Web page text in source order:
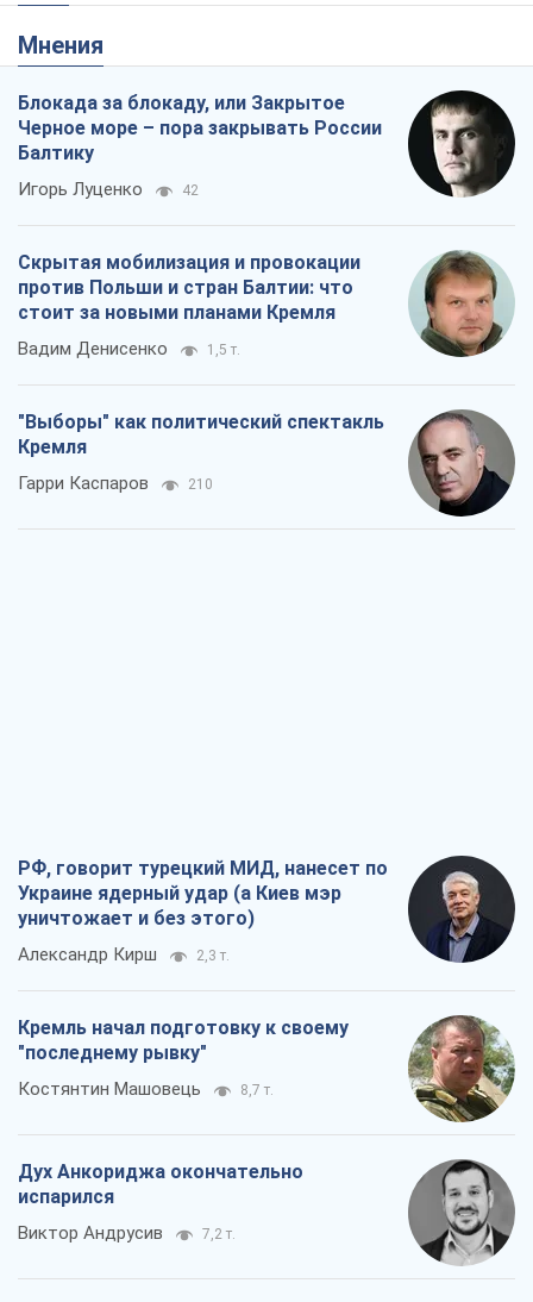
Мнения
Блокада за блокаду, или Закрытое
Черное море – пора закрывать России
Балтику
Игорь Луценко 42
Скрытая мобилизация и провокации
против Польши и стран Балтии: что
стоит за новыми планами Кремля
Вадим Денисенко 1,5 т.
"Выборы" как политический спектакль
Кремля
Гарри Каспаров 210
РФ, говорит турецкий МИД, нанесет по
Украине ядерный удар (а Киев мэр
уничтожает и без этого)
Александр Кирш 2,3 т.
Кремль начал подготовку к своему
"последнему рывку"
Костянтин Машовець 8,7 т.
Дух Анкориджа окончательно
испарился
Виктор Андрусив 7,2 т.